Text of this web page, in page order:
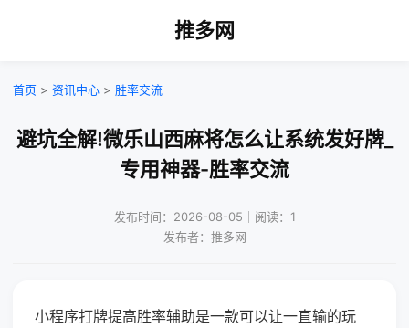
推多网
首页 > 资讯中心 > 胜率交流
避坑全解!微乐山西麻将怎么让系统发好牌_
专用神器-胜率交流
发布时间：2026-08-05｜阅读：1
发布者：推多网
小程序打牌提高胜率辅助是一款可以让一直输的玩